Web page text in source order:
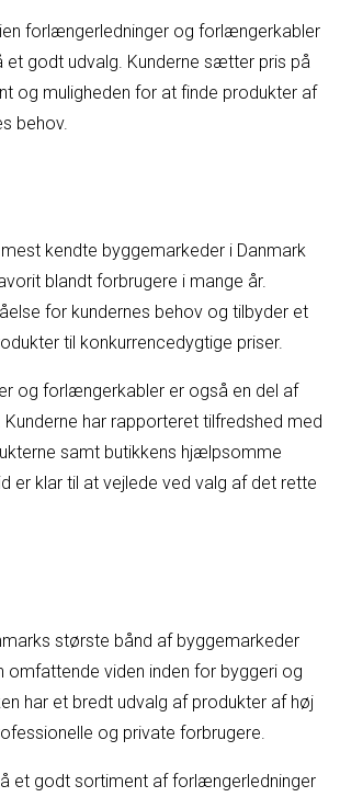
forlængerledninger og forlængerkabler
et godt udvalg. Kunderne sætter pris på
og muligheden for at finde produkter af
behov.
kendte byggemarkeder i Danmark
blandt forbrugere i mange år.
for kundernes behov og tilbyder et
til konkurrencedygtige priser.
og forlængerkabler er også en del af
har rapporteret tilfredshed med
samt butikkens hjælpsomme
er klar til at vejlede ved valg af det rette
største bånd af byggemarkeder
omfattende viden inden for byggeri og
har et bredt udvalg af produkter af høj
og private forbrugere.
et godt sortiment af forlængerledninger